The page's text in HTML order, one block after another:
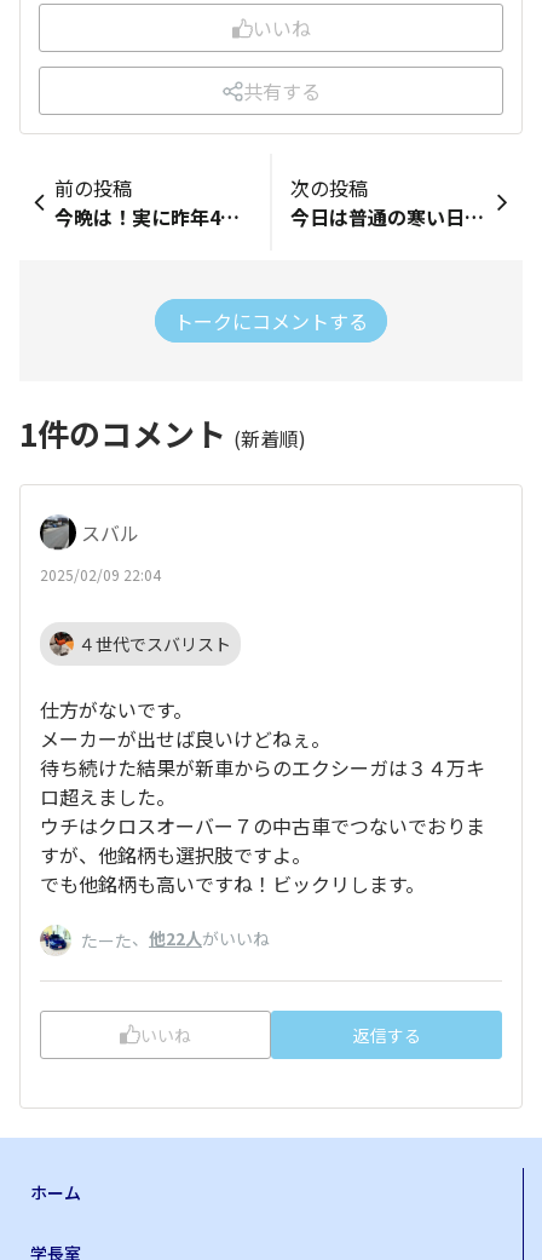
いいね
共有する
前の投稿
今晩は！実に昨年4月以来の投稿となります😂 あれからの出来事をいくつか… 昨年7月、・トランク周りからの雨漏り発覚！😭 テールランプや内張りを外し、コーキングで対処しました。 今現在も雨漏り無く大丈夫です… ・淡路島のスヌーピーアートで記念撮影！ 同8月、・10万km到達！ 納車から13年5カ月近くでした。 今年に入ってディーラーに行ってきた際に… 「そろそろ乗り替えもどうでしょうか」 との事なんですが、買い替えの予算が無いですし、今まで乗ってきた愛車の中でも一番長く乗ってきた車なので愛着もかなりのもの。 ちなみに、タイミングベルトや周辺パーツ類の交換見積りの結果… 20万円近くかかるみたいです🤔 直ぐには無理なんですが… 次の10万kmに向けて(？)、維持頑張ります😊
次の投稿
今日は普通の寒い日程度に回復したので大阪オートメッセ🚙に行きましたが、人人人😨 考える事はみんな一緒です スバルブースではS210プロトやクロストレックS:HEVなどが展示されて居ました。流石にフォレスターS:HEVはまだでしたね😅 屋外ではぶつからないアイサイト体験やってましたが、猛ダッシュかます人もいて一寸ビックリしましたが、しっかり止まっていましたよ。流石✨️
トークにコメントする
1件のコメント (新着順)
スバル
2025/02/09 22:04
４世代でスバリスト
仕方がないです。
メーカーが出せば良いけどねぇ。
待ち続けた結果が新車からのエクシーガは３４万キ
ロ超えました。
ウチはクロスオーバー７の中古車でつないでおりま
すが、他銘柄も選択肢ですよ。
でも他銘柄も高いですね！ビックリします。
たーた、 他22人がいいね
いいね 返信する
ホーム
学長室